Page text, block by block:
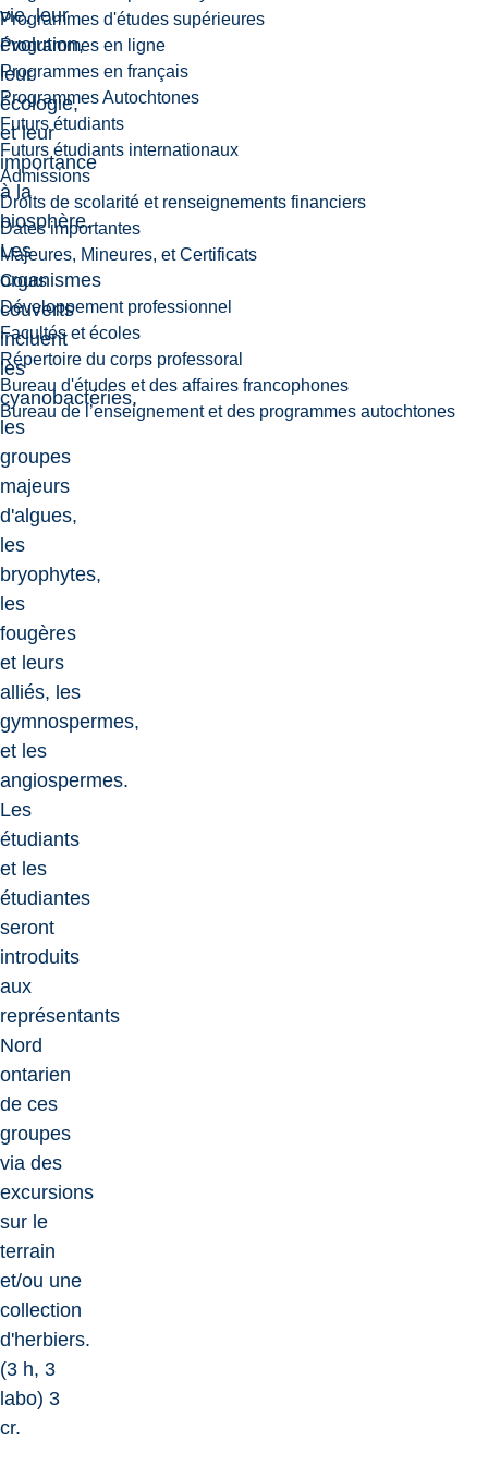
Programmes d'études supérieures
Programmes en ligne
Programmes en français
Programmes Autochtones
Futurs étudiants
Futurs étudiants internationaux
Admissions
Droits de scolarité et renseignements financiers
Dates importantes
Majeures, Mineures, et Certificats
Cours
Développement professionnel
Facultés et écoles
Répertoire du corps professoral
Bureau d'études et des affaires francophones
Bureau de l’enseignement et des programmes autochtones
vie, leur
évolution,
leur
écologie,
et leur
importance
à la
biosphère.
Les
organismes
couverts
incluent
les
cyanobactéries,
les
groupes
majeurs
d'algues,
les
bryophytes,
les
fougères
et leurs
alliés, les
gymnospermes,
et les
angiospermes.
Les
étudiants
et les
étudiantes
seront
introduits
aux
représentants
Nord
ontarien
de ces
groupes
via des
excursions
sur le
terrain
et/ou une
collection
d'herbiers.
(3 h, 3
labo) 3
cr.